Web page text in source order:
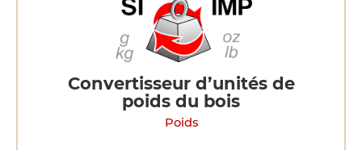
Convertisseur d’unités de
poids du bois
Poids